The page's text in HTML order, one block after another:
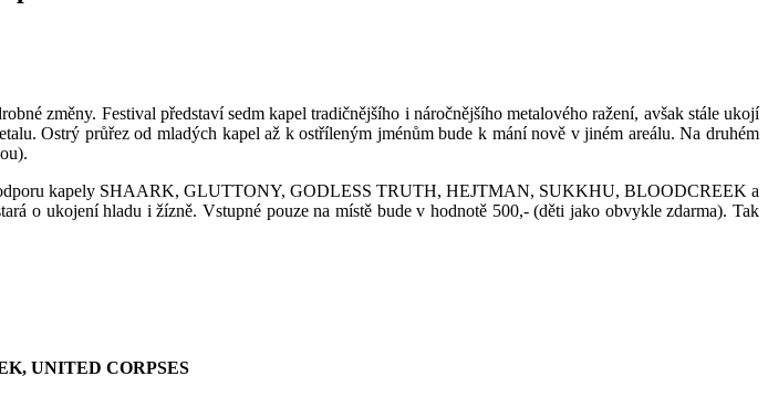
změny. Festival představí sedm kapel tradičnějšího i náročnějšího metalového ražení, avšak stále ukojí
Ostrý průřez od mladých kapel až k ostříleným jménům bude k mání nově v jiném areálu. Na druhém
kapely SHAARK, GLUTTONY, GODLESS TRUTH, HEJTMAN, SUKKHU, BLOODCREEK a
o ukojení hladu i žízně. Vstupné pouze na místě bude v hodnotě 500,- (děti jako obvykle zdarma). Tak
UNITED CORPSES